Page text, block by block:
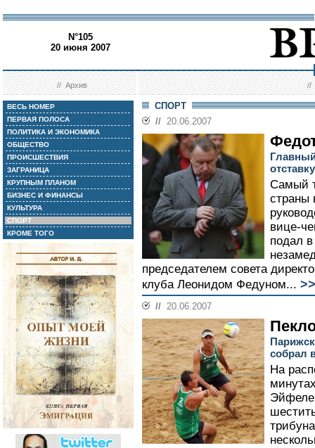
N°105
20 июня 2007
//Архив //
ВЕСЬ НОМЕР
ПЕРВАЯ ПОЛОСА
ПОЛИТИКА И ЭКОНОМИКА
ОБЩЕСТВО
ПРОИСШЕСТВИЯ
ЗАГРАНИЦА
КРУПНЫМ ПЛАНОМ
БИЗНЕС И ФИНАНСЫ
КУЛЬТУРА
СПОРТ
КРОМЕ ТОГО
СПОРТ
// 20.06.2007
отставку
Самый
страны
вице-
подал в
председателем совета
клуба Леонидом Федуном... >>
// 20.06.2007
собрал
На